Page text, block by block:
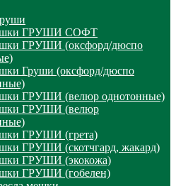
ГРУШИ СОФТ
ГРУШИ (оксфорд/дюспо
Груши (оксфорд/дюспо
ГРУШИ (велюр однотонные)
ГРУШИ (велюр
ГРУШИ (грета)
ГРУШИ (скотчгард, жакард)
ГРУШИ (экокожа)
ГРУШИ (гобелен)